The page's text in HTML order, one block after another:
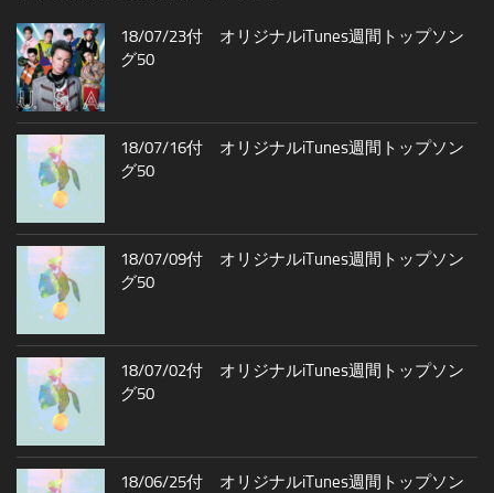
18/07/23付 オリジナルiTunes週間トップソン
グ50
18/07/16付 オリジナルiTunes週間トップソン
グ50
18/07/09付 オリジナルiTunes週間トップソン
グ50
18/07/02付 オリジナルiTunes週間トップソン
グ50
18/06/25付 オリジナルiTunes週間トップソン